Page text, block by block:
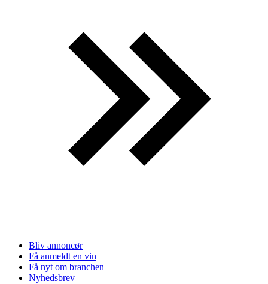
Bliv annoncør
Få anmeldt en vin
Få nyt om branchen
Nyhedsbrev